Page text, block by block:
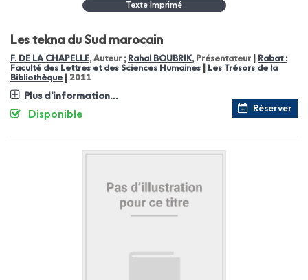
Texte Imprimé
Les tekna du Sud marocain
F. DE LA CHAPELLE, Auteur ; Rahal BOUBRIK, Présentateur
Rabat :
Faculté des Lettres et des Sciences Humaines
Les Trésors de la
Bibliothèque
2011
Plus d'information...
Réserver
Disponible